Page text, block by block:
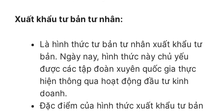
Xuất khẩu tư bản tư nhân:
Là hình thức tư bản tư nhân xuất khẩu tư
bản. Ngày nay, hình thức này chủ yếu
được các tập đoàn xuyên quốc gia thực
hiện thông qua hoạt động đầu tư kinh
doanh.
Đặc điểm của hình thức xuất khẩu tư bản